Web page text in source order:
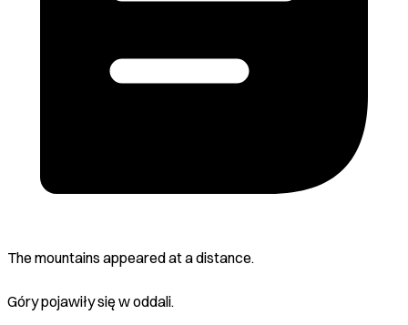
The mountains appeared at a distance.
Góry pojawiły się w oddali.